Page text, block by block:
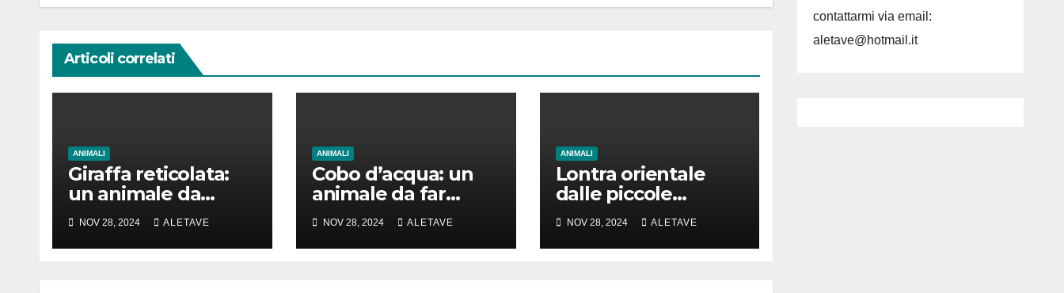
Articoli correlati
ANIMALI
Giraffa reticolata:
un animale da
amare
NOV 28, 2024 ALETAVE
ANIMALI
Cobo d’acqua: un
animale da far
girare la testa
NOV 28, 2024 ALETAVE
ANIMALI
Lontra orientale
dalle piccole
unghie: un vero
animale di cui
parlare
NOV 28, 2024 ALETAVE
contattarmi via email:
aletave@hotmail.it